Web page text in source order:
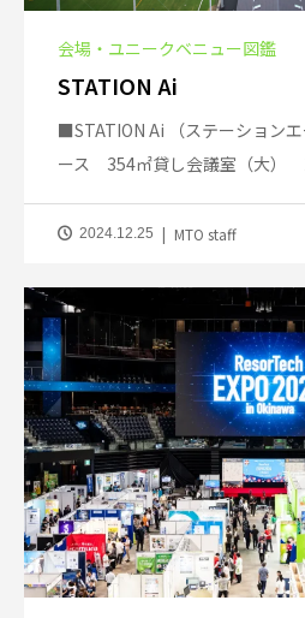
会場・ユニークベニュー図鑑
STATION Ai
■STATION Ai （ステーション
ース 354㎡貸し会議室（大）
2024.12.25 MTO staff